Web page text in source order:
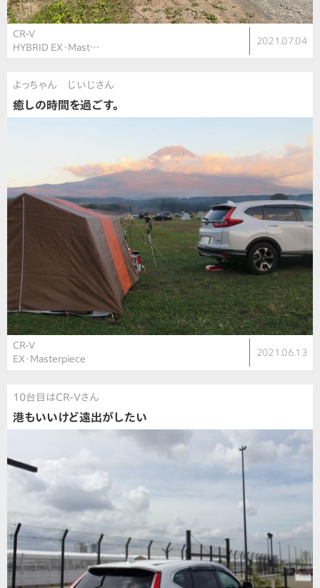
CR-V
HYBRID EX・Mast…
2021.07.04
よっちゃん じいじさん
癒しの時間を過ごす。
CR-V
EX・Masterpiece
2021.06.13
10台目はCR-Vさん
港もいいけど遠出がしたい